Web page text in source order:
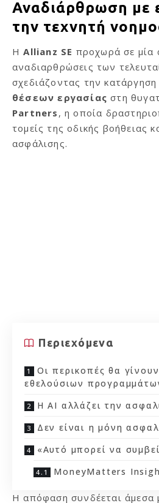
Αναδιάρθρωση με
την τεχνητή
ΗAllianz SE προχωρά σε μία
αναδιαρθρώσεις των
σχεδιάζοντας την κατάργηση
θέσεων εργασίας στη
Partners , η οποία
τομείς της οδικής βοήθειας
ασφάλισης.
Περιεχόμενα
Οι περικοπές θα
εθελούσιων
Η AI αλλάζει την
Δεν είναι η μόνη
«Αυτό μπορεί να
MoneyMatters
Η απόφαση συνδέεται άμεσα